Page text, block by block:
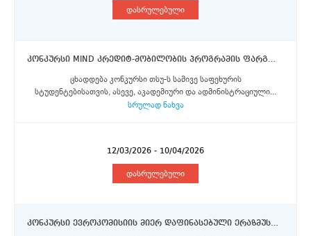
დასრულებული
კონკურსი MIND კრედიტ-მობილობის პროგრამის ფარგლებში პორტოს უნივერსიტეტში, მინიოს უნივერსიტეტში, ავეიროს უნივერსიტეტში და ტრაზ-უჟ-მონტიშისა და ალტუ-დორუს უნივერისტეტში მობილობის სტიპენდიების მოსაპოვებლად
ცხადდება კონკურსი თსუ-ს სამივე საფეხურის
სტუდენტებისათვის, ასევე, აკადემიური და ადმინისტრაციული...
სრულად ნახვა
12/03/2026 - 10/04/2026
დასრულებული
კონკურსი ევროკომისიის მიერ დაფინასებული ერაზმუს+ პროგრამის სტიპენდიების მოსასპოვებლად ადმინისტრაციული პერსონალისთვის